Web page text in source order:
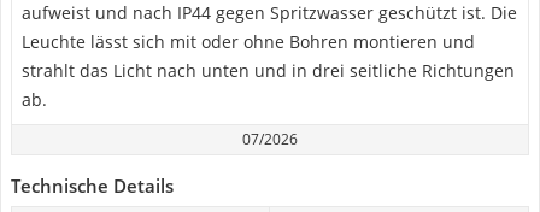
aufweist und nach IP44 gegen Spritzwasser geschützt ist. Die
Leuchte lässt sich mit oder ohne Bohren montieren und
strahlt das Licht nach unten und in drei seitliche Richtungen
ab.
07/2026
Technische Details